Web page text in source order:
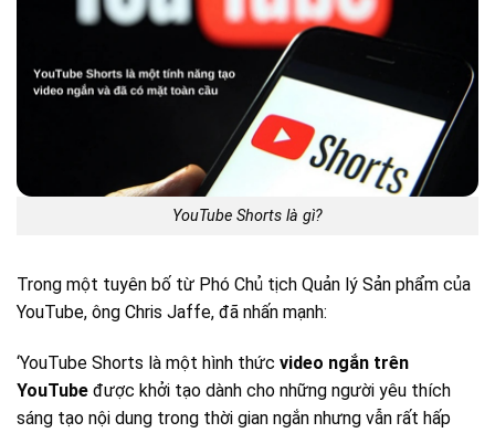
YouTube Shorts là gì?
Trong một tuyên bố từ Phó Chủ tịch Quản lý Sản phẩm của
YouTube, ông Chris Jaffe, đã nhấn mạnh:
‘YouTube Shorts là một hình thức video ngắn trên
YouTube được khởi tạo dành cho những người yêu thích
sáng tạo nội dung trong thời gian ngắn nhưng vẫn rất hấp